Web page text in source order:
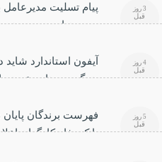
پیام تسلیت مدیرعامل
رسیدن اربعین حسینی
3 روز
قبل
آیفون استاندارد شاید
بزرگ در برنامه عرضه
4 روز
قبل
فهرست برندگان
بانک رفاه کارگران
5 روز
قبل